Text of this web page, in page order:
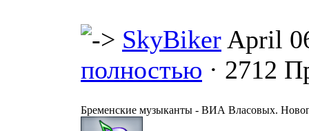
SkyBikerApril
полностью · 2712
Бременские музыканты - ВИА Власовых.